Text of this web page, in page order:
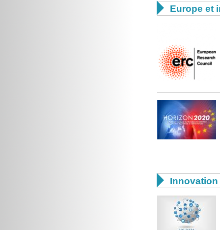
 Europe et
